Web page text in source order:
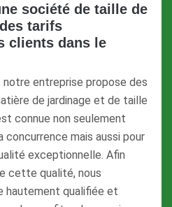
société de taille de
tarifs
clients dans le
notre entreprise propose des
de jardinage et de taille
connue non seulement
mais aussi pour
exceptionnelle. Afin
cette qualité, nous
hautement qualifiée et